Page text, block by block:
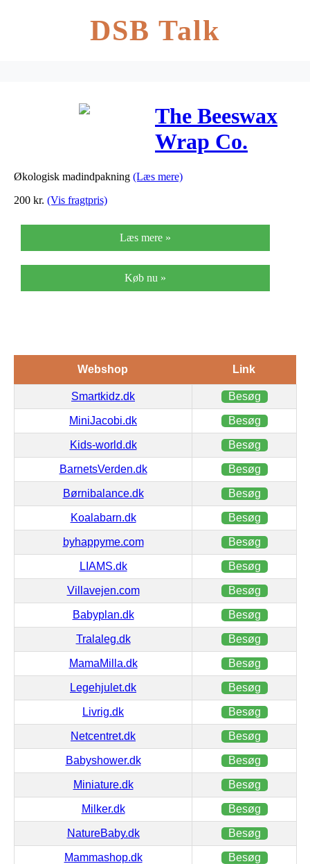
DSB Talk
The Beeswax
Wrap Co.
Dewdrop,
3 wraps
Økologisk madindpakning (Læs mere)
200 kr. (Vis fragtpris)
Læs mere »
Køb nu »
Webshop Link
Smartkidz.dk Besøg
MiniJacobi.dk Besøg
Kids-world.dk Besøg
BarnetsVerden.dk Besøg
Børnibalance.dk Besøg
Koalabarn.dk Besøg
byhappyme.com Besøg
LIAMS.dk Besøg
Villavejen.com Besøg
Babyplan.dk Besøg
Tralaleg.dk Besøg
MamaMilla.dk Besøg
Legehjulet.dk Besøg
Livrig.dk Besøg
Netcentret.dk Besøg
Babyshower.dk Besøg
Miniature.dk Besøg
Milker.dk Besøg
NatureBaby.dk Besøg
Mammashop.dk Besøg